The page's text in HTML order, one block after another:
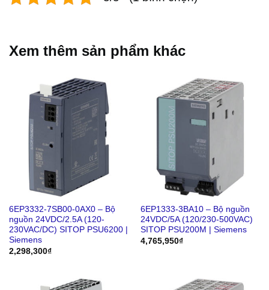
Xem thêm sản phẩm khác
6EP3332-7SB00-0AX0 – Bộ
nguồn 24VDC/2.5A (120-
230VAC/DC) SITOP PSU6200 |
Siemens
2,298,300₫
6EP1333-3BA10 – Bộ nguồn
24VDC/5A (120/230-500VAC)
SITOP PSU200M | Siemens
4,765,950₫